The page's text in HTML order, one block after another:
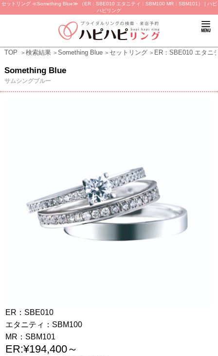
セットリング ≪Something Blue≫ （ER：SBE010 エタニティ：SBM100 MR：SBM101） | ハピ
ハピリング
TOP 検索結果 Something Blue セットリング ER：SBE010 エタニ
Something Blue
サムシングブルー
ER：SBE010
エタニティ：SBM100
MR：SBM101
ER:¥194,400～